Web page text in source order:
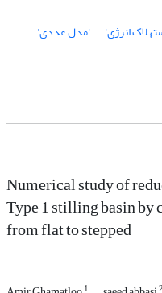
انرژی' 'مدل عددی'
Numerical study of
Type 1 stilling basin
from flat to stepped
1
2